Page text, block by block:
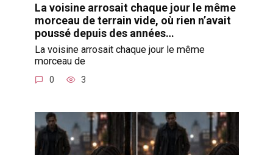
La voisine arrosait chaque jour le même
morceau de terrain vide, où rien n’avait
poussé depuis des années…
La voisine arrosait chaque jour le même
morceau de
0 3